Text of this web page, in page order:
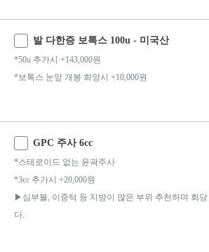
발 다한증 보톡스 100u - 미국산
*50u 추가시 +143,000원
*보톡스 눈앞 개봉 희망시 +10,000원
GPC 주사 6cc
*스테로이드 없는 윤곽주사
*3cc 추가시 +20,000원
▶심부볼, 이중턱 등 지방이 많은 부위 추천하며 회당
다.